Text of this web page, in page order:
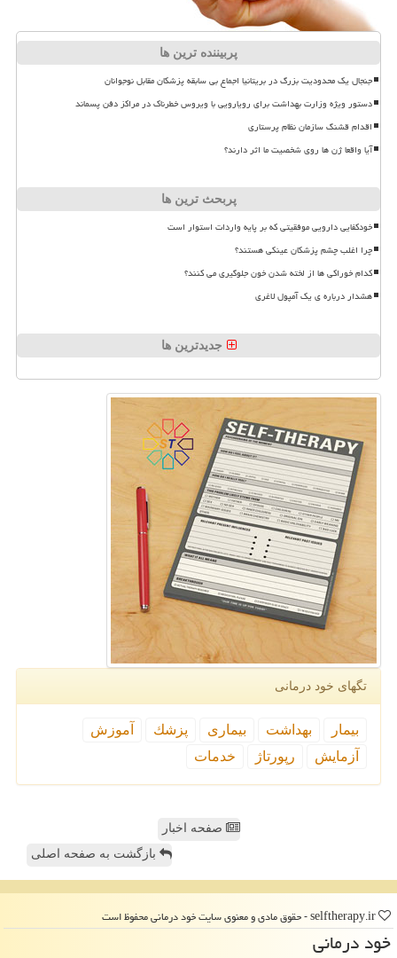
پربیننده ترین ها
جنجال یک محدودیت بزرگ در بریتانیا اجماع بی سابقه پزشکان مقابل نوجوانان
دستور ویژه وزارت بهداشت برای رویارویی با ویروس خطرناک در مراکز دفن پسماند
اقدام قشنگ سازمان نظام پرستاری
آیا واقعا ژن ها روی شخصیت ما اثر دارند؟
پربحث ترین ها
خودکفایی دارویی موفقیتی که بر پایه واردات استوار است
چرا اغلب چشم پزشکان عینکی هستند؟
کدام خوراکی ها از لخته شدن خون جلوگیری می کنند؟
هشدار درباره ی یک آمپول لاغری
جدیدترین ها
تگهای خود درمانی
بیمار بهداشت بیماری پزشك
آموزش
آزمایش
رپورتاژ خدمات
صفحه اخبار
بازگشت به صفحه اصلی
خود درمانی